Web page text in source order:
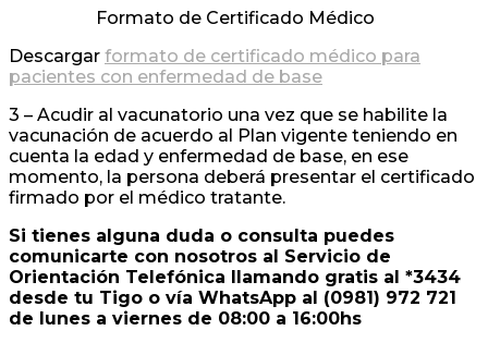
Formato de Certificado Médico
Descargar formato de certificado médico para
pacientes con enfermedad de base
3 – Acudir al vacunatorio una vez que se habilite la
vacunación de acuerdo al Plan vigente teniendo en
cuenta la edad y enfermedad de base, en ese
momento, la persona deberá presentar el certificado
firmado por el médico tratante.
Si tienes alguna duda o consulta puedes
comunicarte con nosotros al Servicio de
Orientación Telefónica llamando gratis al *3434
desde tu Tigo o vía WhatsApp al (0981) 972 721
de lunes a viernes de 08:00 a 16:00hs